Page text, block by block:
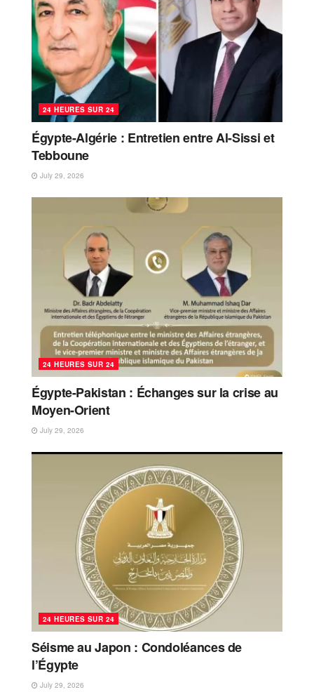
24 HEURES SUR 24
Égypte-Algérie : Entretien entre Al-Sissi et
Tebboune
July 29, 2026
24 HEURES SUR 24
Égypte-Pakistan : Échanges sur la crise au
Moyen-Orient
July 29, 2026
24 HEURES SUR 24
Séisme au Japon : Condoléances de
l’Égypte
July 29, 2026